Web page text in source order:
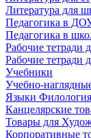
Литература для
Педагогика в
Педагогика в
Рабочие тетради
Рабочие
Учебники
Учебно-
Языки Филология
Канцелярские
Товары для
Корпоративные